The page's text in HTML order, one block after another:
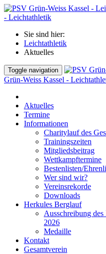
- Leichtathletik
Sie sind hier:
Leichtathletik
Aktuelles
Toggle navigation
Grün-Weiss Kassel -
Aktuelles
Termine
Informationen
Charitylauf des
Trainingszeiten
Mitgliedsbeitrag
Wettkampftermine
Bestenlisten/
Wer sind wir?
Vereinsrekorde
Downloads
Herkules Berglauf
Ausschreibung
2026
Medaille
Kontakt
Gesamtverein